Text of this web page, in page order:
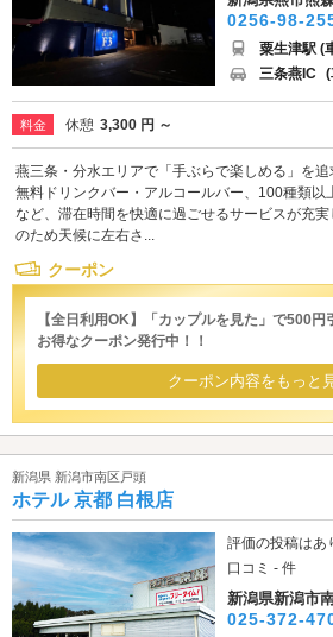
0256-98-
粟生津駅 (
三条燕IC
料金 休憩 3,300 円 ～
燕三条・分水エリアで「手ぶらで楽しめる」を追
無料ドリンクバー・アルコールバー、100種類以
など、滞在時間を快適に過ごせるサービスが充
のため天候に左右さ...
クーポン
【全日利用OK】「カップルを見た」で500円
お得なクーポン発行中！！
クーポン内容をもっと
新潟県 新潟市南区戸頭
ホテル 京都 白根店
評価の投稿はあ
口コミ - 件
新潟県新潟市
025-372-